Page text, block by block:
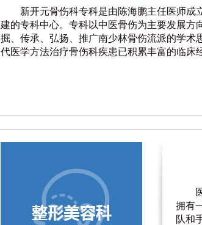
新开元骨伤科专科是由陈海鹏主任医师成
建的专科中心。专科以中医骨伤为主要发展
掘、传承、弘扬、推广南少林骨伤流派的学
代医学方法治疗骨伤科疾患已积累丰富的临床
拥有
队和